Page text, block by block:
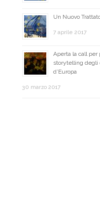
Un Nuovo
7 aprile 2017
Aperta la call per
storytelling degli
d’Europa
30 marzo 2017